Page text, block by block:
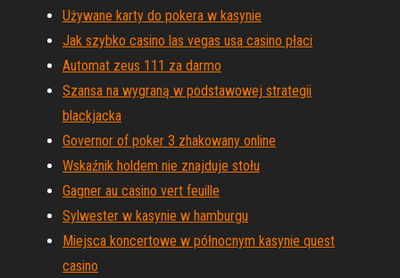
Używane karty do pokera w kasynie
Jak szybko casino las vegas usa casino płaci
Automat zeus 111 za darmo
Szansa na wygraną w podstawowej strategii
blackjacka
Governor of poker 3 zhakowany online
Wskaźnik holdem nie znajduje stołu
Gagner au casino vert feuille
Sylwester w kasynie w hamburgu
Miejsca koncertowe w północnym kasynie quest
casino